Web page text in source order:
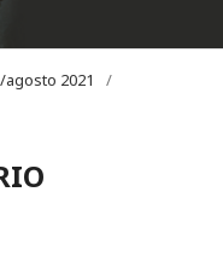
agosto 2021
/